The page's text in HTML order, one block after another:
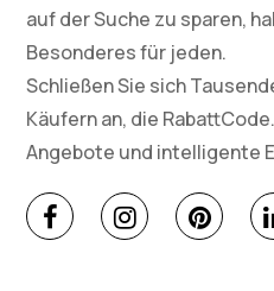
auf der Suche zu sparen,
Besonderes für jeden.
Schließen Sie sich
Käufern an, die
Angebote und intelligente